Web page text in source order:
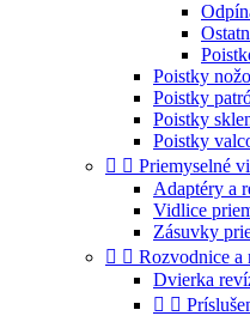
Poistky
Poistky
Poistky
Poistky
  Priemyselné
Adaptéry a
Vidlice
Zásuvky
  Rozvodnice a
Dvierka
 